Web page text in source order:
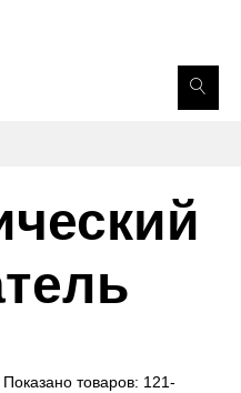
Показано товаров: 121-